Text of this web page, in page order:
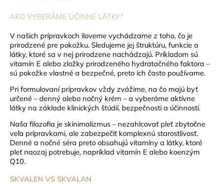
AKO VYBERÁME ÚČINNÉ LÁTKY?
V našich prípravkoch iloveme vychádzame z toho, čo je
prirodzené pre pokožku. Sledujeme jej štruktúru, funkcie a
látky, ktoré sa v nej prirodzene nachádzajú. Príkladom sú
vitamín E alebo zložky prirodzeného hydratačného faktora –
sú pokožke vlastné a bezpečné, preto ich často používame.
Pri formulovaní prípravkov vždy zvážime, na čo majú byť
určené – denný alebo nočný krém – a vyberáme aktívne
látky na základe klinických štúdií, bezpečnosti a účinnosti.
Naša filozofia je skinimalizmus – nezahlcovať pleť zbytočne
veľa prípravkami, ale zabezpečiť komplexnú starostlivosť.
Denné a nočné séra preto obsahujú vitamíny a látky, ktoré
pleť naozaj potrebuje, napríklad vitamín E alebo koenzým
Q10.
SKVALEN VS SKVALAN